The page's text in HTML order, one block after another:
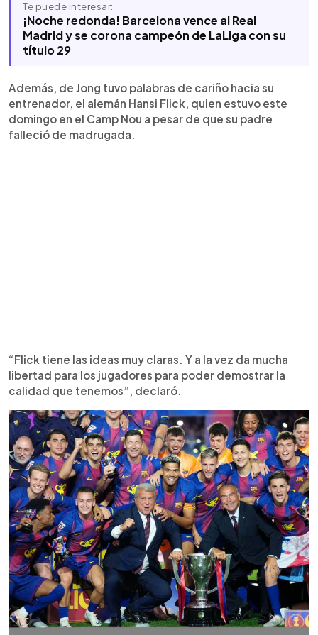
Te puede interesar:
¡Noche redonda! Barcelona vence al Real
Madrid y se corona campeón de LaLiga con su
título 29
Además, de Jong tuvo palabras de cariño hacia su
entrenador, el alemán Hansi Flick, quien estuvo este
domingo en el Camp Nou a pesar de que su padre
falleció de madrugada.
“Flick tiene las ideas muy claras. Y a la vez da mucha
libertad para los jugadores para poder demostrar la
calidad que tenemos”, declaró.